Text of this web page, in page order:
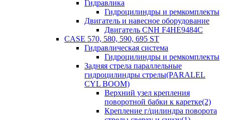
Гидравлика
Гидроцилиндры и ремкомплекты
Двигатель и навесное оборудование
Двигатель CNH F4HE9484C
CASE 570, 580, 590, 695 ST
Гидравлическая система
Гидроцилиндры и ремкомплекты
Задняя стрела параллельные
гидроцилиндры стрелы(PARALEL
CYL BOOM)
Верхний узел крепления
поворотной бабки к каретке(2)
Крепление г/цилиндра поворота